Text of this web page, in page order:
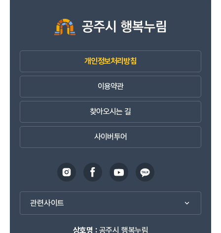
개인정보처리방침
이용약관
찾아오시는 길
사이버투어
관련사이트
상호명 :공주시 행복누림